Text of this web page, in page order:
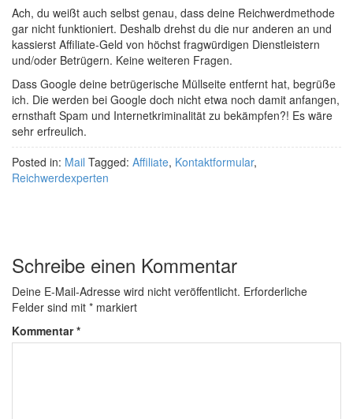
Ach, du weißt auch selbst genau, dass deine Reichwerdmethode
gar nicht funktioniert. Deshalb drehst du die nur anderen an und
kassierst Affiliate-Geld von höchst fragwürdigen Dienstleistern
und/oder Betrügern. Keine weiteren Fragen.
Dass Google deine betrügerische Müllseite entfernt hat, begrüße
ich. Die werden bei Google doch nicht etwa noch damit anfangen,
ernsthaft Spam und Internetkriminalität zu bekämpfen?! Es wäre
sehr erfreulich.
Posted in: Mail Tagged: Affiliate, Kontaktformular,
Reichwerdexperten
Schreibe einen Kommentar
Deine E-Mail-Adresse wird nicht veröffentlicht. Erforderliche
Felder sind mit * markiert
Kommentar*